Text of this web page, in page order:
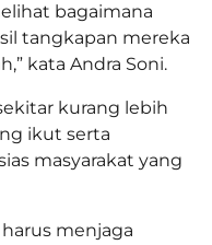
bagaimana
tangkapan mereka
kata Andra Soni.
kurang lebih
ikut serta
masyarakat yang
menjaga